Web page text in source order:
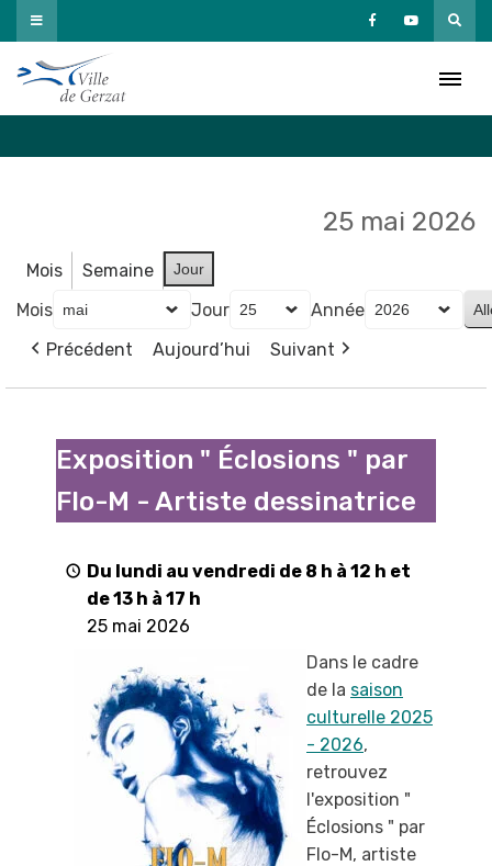
Passer
au
contenu
25 mai 2026
Mois Semaine Jour
Mois Jour
Année
Précédent
Aujourd’hui Suivant
Éclosions
Exposition " Éclosions " par
Flo-M - Artiste dessinatrice
Du lundi au vendredi de 8 h à 12 h et
de 13 h à 17 h
25 mai 2026
Dans le cadre
de la saison
culturelle 2025
- 2026,
retrouvez
l'exposition "
Éclosions " par
Flo-M, artiste